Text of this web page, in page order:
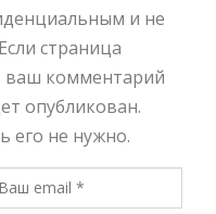
и не
страница
ваш комментарий
опубликован.
его не нужно.